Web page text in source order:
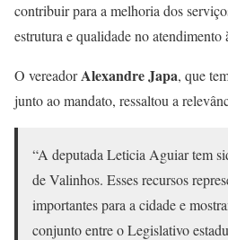
contribuir para a melhoria dos
estrutura e qualidade no
O vereadorAlexandre Japa, que
junto ao mandato, ressaltou a
“A deputada Leticia Aguiar tem
de Valinhos. Esses recursos
importantes para a cidade e
conjunto entre o Legislativo